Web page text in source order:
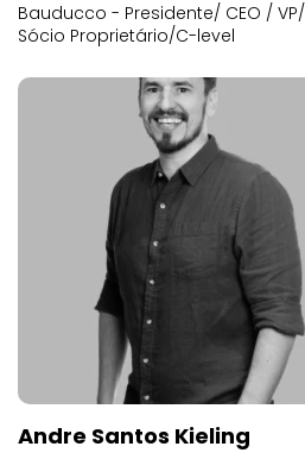
Bauducco - Presidente/ CEO / VP/
Sócio Proprietário/C-level
Andre Santos Kieling